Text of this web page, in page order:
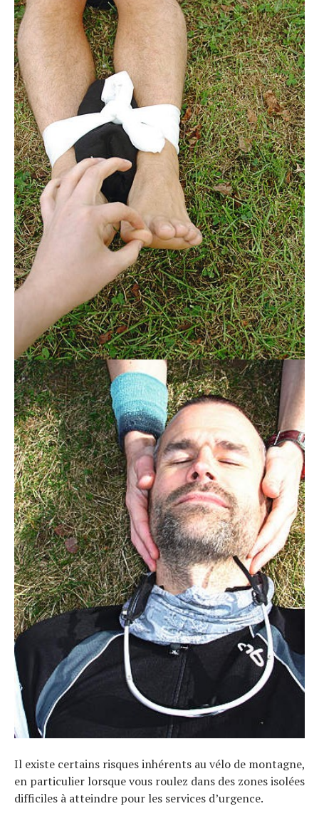
Il existe certains risques inhérents au vélo de montagne,
en particulier lorsque vous roulez dans des zones isolées
difficiles à atteindre pour les services d’urgence.